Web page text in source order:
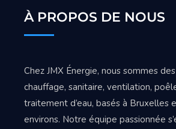
À PROPOS DE NOUS
Chez JMX Énergie, nous sommes
chauffage, sanitaire, ventilation,
traitement d’eau, basés à Bruxelles
environs. Notre équipe passionnée